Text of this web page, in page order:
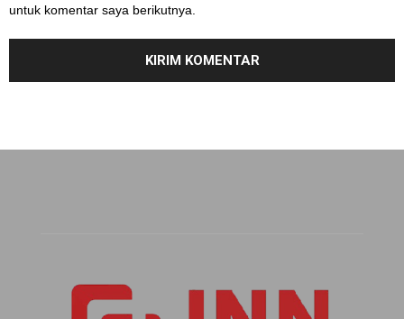
untuk komentar saya berikutnya.